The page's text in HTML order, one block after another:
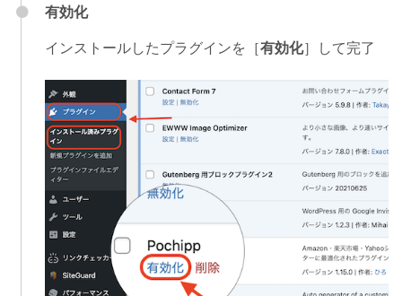
有効化
インストールしたプラグインを［有効化］して完了